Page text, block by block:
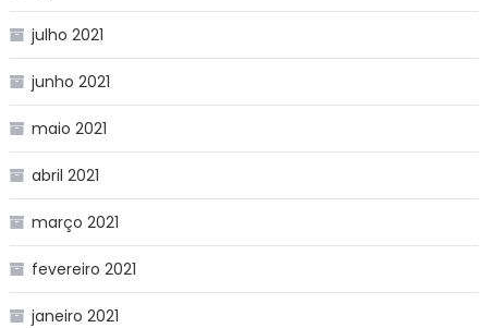
julho 2021
junho 2021
maio 2021
abril 2021
março 2021
fevereiro 2021
janeiro 2021